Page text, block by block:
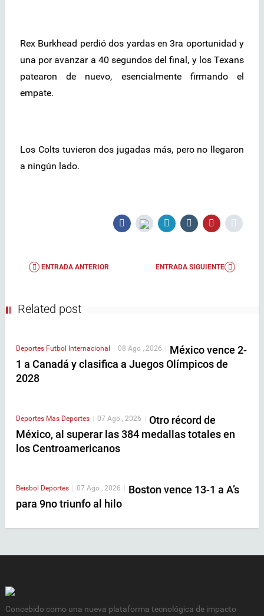
Rex Burkhead perdió dos yardas en 3ra oportunidad y
una por avanzar a 40 segundos del final, y los Texans
patearon de nuevo, esencialmente firmando el
empate.
Los Colts tuvieron dos jugadas más, pero no llegaron
a ningún lado.
ENTRADA ANTERIOR ENTRADA SIGUIENTE
Related post
Deportes Futbol Internacional 08 Ago , 2026
México vence 2-
1 a Canadá y clasifica a Juegos Olímpicos de
2028
Deportes Mas Deportes | 07 Ago , 2026 | Otro récord de
México, al superar las 384 medallas totales en
los Centroamericanos
Beisbol Deportes 07 Ago , 2026
Boston vence 13-1 a A’s
para 9no triunfo al hilo
Concebido como una nueva plataforma tecnológica de impacto